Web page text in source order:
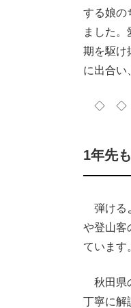
する娘の
ました
期を駆け
に出合い
◇ ◇
1年先
弾ける
や登山客
ています
秋田県
丁寧に解